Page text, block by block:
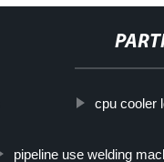
cpu cooler
pipeline use welding